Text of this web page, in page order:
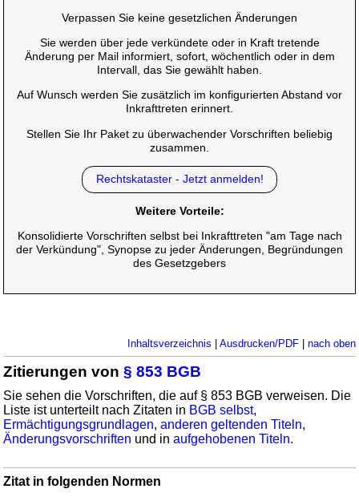
Verpassen Sie keine gesetzlichen Änderungen
Sie werden über jede verkündete oder in Kraft tretende
Änderung per Mail informiert, sofort, wöchentlich oder in dem
Intervall, das Sie gewählt haben.
Auf Wunsch werden Sie zusätzlich im konfigurierten Abstand vor
Inkrafttreten erinnert.
Stellen Sie Ihr Paket zu überwachender Vorschriften beliebig
zusammen.
Rechtskataster - Jetzt anmelden!
Weitere Vorteile:
Konsolidierte Vorschriften selbst bei Inkrafttreten "am Tage nach
der Verkündung", Synopse zu jeder Änderungen, Begründungen
des Gesetzgebers
Inhaltsverzeichnis Ausdrucken/PDF| nach oben
Zitierungen von§ 853 BGB
Sie sehen die Vorschriften, die auf § 853 BGB verweisen. Die
Liste ist unterteilt nach Zitaten in BGB selbst,
Ermächtigungsgrundlagen,anderen geltenden Titeln,
Änderungsvorschriften und inaufgehobenen Titeln.
Zitat in folgenden Normen